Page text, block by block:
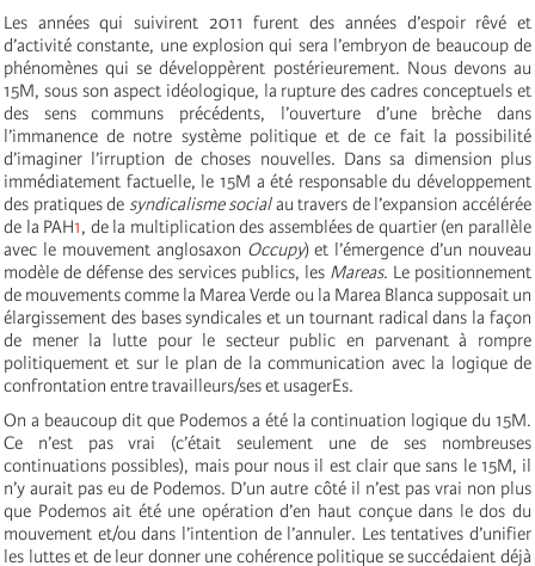
Les années qui suivirent 2011 furent des années d’espoir rêvé et
d’activité constante, une explosion qui sera l’embryon de beaucoup de
phénomènes qui se développèrent postérieurement. Nous devons au
15M, sous son aspect idéologique, la rupture des cadres conceptuels et
des sens communs précédents, l’ouverture d’une brèche dans
l’immanence de notre système politique et de ce fait la possibilité
d’imaginer l’irruption de choses nouvelles. Dans sa dimension plus
immédiatement factuelle, le 15M a été responsable du développement
des pratiques de syndicalisme socialau travers de l’expansion accélérée
de la PAH1, de la multiplication des assemblées de quartier (en parallèle
avec le mouvement anglosaxon Occupy) et l’émergence d’un nouveau
modèle de défense des services publics, les Mareas. Le positionnement
de mouvements comme la Marea Verde ou la Marea Blanca supposait un
élargissement des bases syndicales et un tournant radical dans la façon
de mener la lutte pour le secteur public en parvenant à rompre
politiquement et sur le plan de la communication avec la logique de
confrontation entre travailleurs/ses et usagerEs.
On a beaucoup dit que Podemos a été la continuation logique du 15M.
Ce n’est pas vrai (c’était seulement une de ses nombreuses
continuations possibles), mais pour nous il est clair que sans le 15M, il
n’y aurait pas eu de Podemos. D’un autre côté il n’est pas vrai non plus
que Podemos ait été une opération d’en haut conçue dans le dos du
mouvement et/ou dans l’intention de l’annuler. Les tentatives d’unifier
les luttes et de leur donner une cohérence politique se succédaient déjà